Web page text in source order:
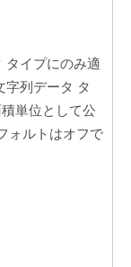
タイプにのみ適
字列データ タ
単位として公
ォルトはオフで